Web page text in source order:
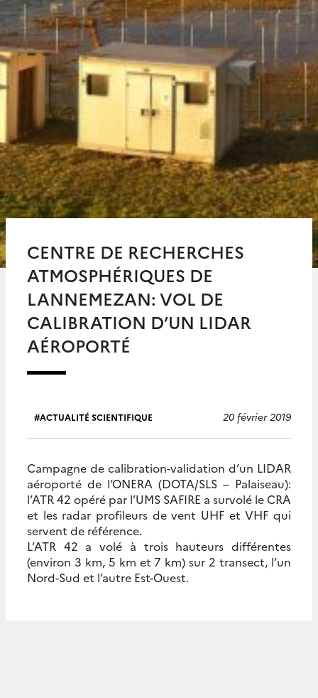
CENTRE DE RECHERCHES
ATMOSPHÉRIQUES DE
LANNEMEZAN: VOL DE
CALIBRATION D’UN LIDAR
AÉROPORTÉ
ACTUALITÉ SCIENTIFIQUE 20 février 2019
Campagne de calibration-validation d’un LIDAR
aéroporté de l’ONERA (DOTA/SLS – Palaiseau):
l’ATR 42 opéré par l’UMS SAFIRE a survolé le CRA
et les radar profileurs de vent UHF et VHF qui
servent de référence.
L’ATR 42 a volé à trois hauteurs différentes
(environ 3 km, 5 km et 7 km) sur 2 transect, l’un
Nord-Sud et l’autre Est-Ouest.